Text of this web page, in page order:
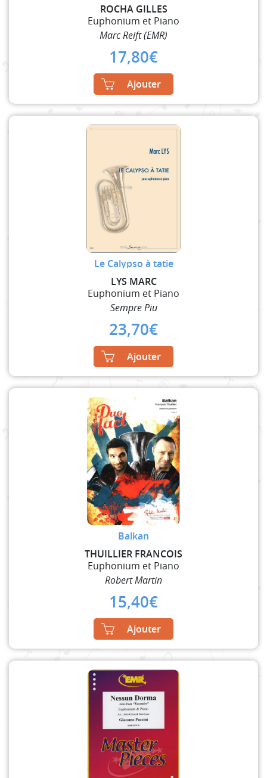
ROCHA GILLES
Euphonium et Piano
Marc Reift (EMR)
17,80€
Ajouter
Le Calypso à tatie
LYS MARC
Euphonium et Piano
Sempre Piu
23,70€
Ajouter
Balkan
THUILLIER FRANCOIS
Euphonium et Piano
Robert Martin
15,40€
Ajouter